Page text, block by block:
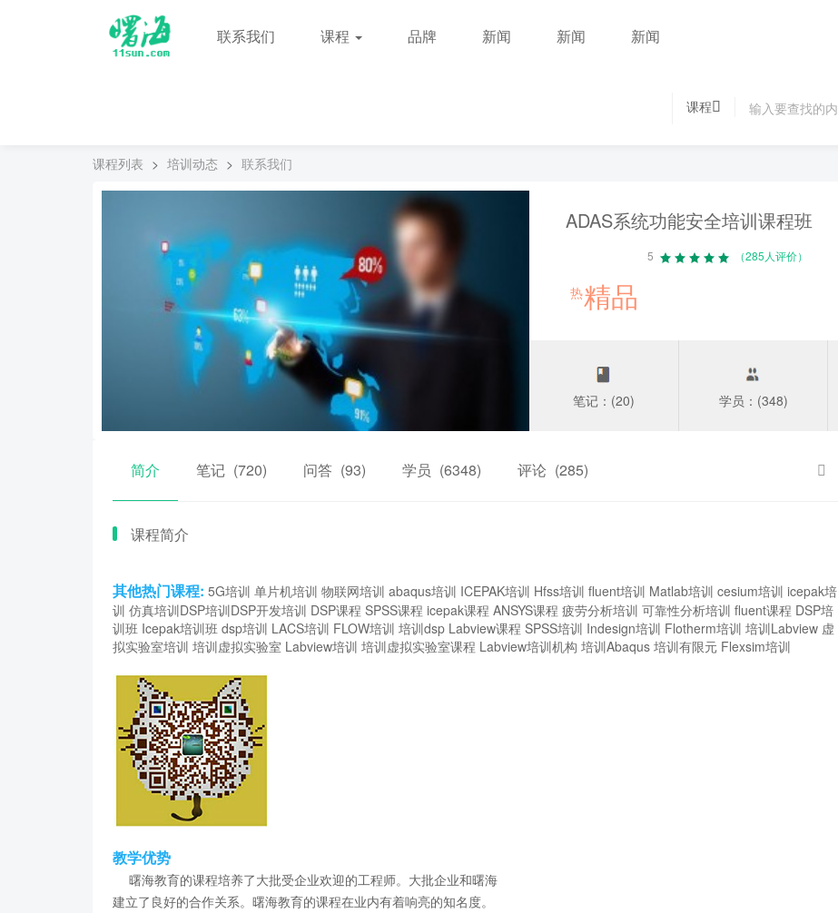
联系我们 课程 品牌 新闻 新闻 新闻
课程
课程列表 > 培训动态 > 联系我们
ADAS系统功能安全培训课程班
5 （285人评价）
热精品
笔记：(20) 学员：(348)
简介 笔记 (720) 问答 (93) 学员 (6348) 评论 (285)
课程简介
其他热门课程: 5G培训 单片机培训 物联网培训 abaqus培训 ICEPAK培训 Hfss培训 fluent培训 Matlab培训 cesium培训 icepak培
训 仿真培训DSP培训DSP开发培训 DSP课程 SPSS课程 icepak课程 ANSYS课程 疲劳分析培训 可靠性分析培训 fluent课程 DSP培
训班 Icepak培训班 dsp培训 LACS培训 FLOW培训 培训dsp Labview课程 SPSS培训 Indesign培训 Flotherm培训 培训Labview 虚
拟实验室培训 培训虚拟实验室 Labview培训 培训虚拟实验室课程 Labview培训机构 培训Abaqus 培训有限元 Flexsim培训
教学优势
曙海教育的课程培养了大批受企业欢迎的工程师。大批企业和曙海
建立了良好的合作关系。曙海教育的课程在业内有着响亮的知名度。